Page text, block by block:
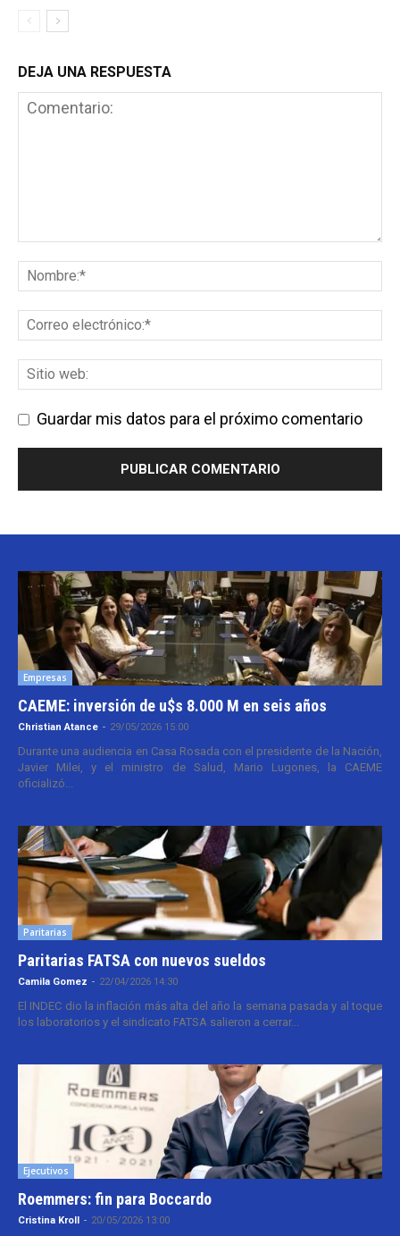
DEJA UNA RESPUESTA
Guardar mis datos para el próximo comentario
Empresas
CAEME: inversión de u$s 8.000 M en seis años
Christian Atance - 29/05/2026 15:00
Durante una audiencia en Casa Rosada con el presidente de la Nación,
Javier Milei, y el ministro de Salud, Mario Lugones, la CAEME
oficializó...
Paritarias
Paritarias FATSA con nuevos sueldos
Camila Gomez - 22/04/2026 14:30
El INDEC dio la inflación más alta del año la semana pasada y al toque
los laboratorios y el sindicato FATSA salieron a cerrar...
Ejecutivos
Roemmers: fin para Boccardo
Cristina Kroll - 20/05/2026 13:00